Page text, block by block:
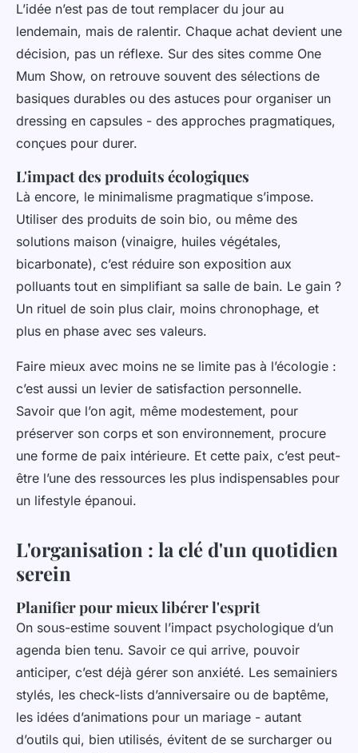
L’idée n’est pas de tout remplacer du jour au
lendemain, mais de ralentir. Chaque achat devient une
décision, pas un réflexe. Sur des sites comme One
Mum Show, on retrouve souvent des sélections de
basiques durables ou des astuces pour organiser un
dressing en capsules - des approches pragmatiques,
conçues pour durer.
L'impact des produits écologiques
Là encore, le minimalisme pragmatique s’impose.
Utiliser des produits de soin bio, ou même des
solutions maison (vinaigre, huiles végétales,
bicarbonate), c’est réduire son exposition aux
polluants tout en simplifiant sa salle de bain. Le gain ?
Un rituel de soin plus clair, moins chronophage, et
plus en phase avec ses valeurs.
Faire mieux avec moins ne se limite pas à l’écologie :
c’est aussi un levier de satisfaction personnelle.
Savoir que l’on agit, même modestement, pour
préserver son corps et son environnement, procure
une forme de paix intérieure. Et cette paix, c’est peut-
être l’une des ressources les plus indispensables pour
un lifestyle épanoui.
L'organisation : la clé d'un quotidien
serein
Planifier pour mieux libérer l'esprit
On sous-estime souvent l’impact psychologique d’un
agenda bien tenu. Savoir ce qui arrive, pouvoir
anticiper, c’est déjà gérer son anxiété. Les semainiers
stylés, les check-lists d’anniversaire ou de baptême,
les idées d’animations pour un mariage - autant
d’outils qui, bien utilisés, évitent de se surcharger ou